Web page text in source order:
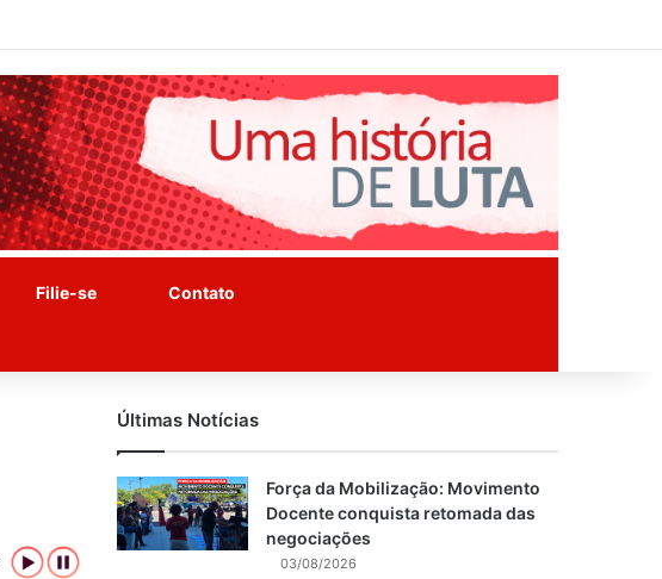
Filie-se Contato
Últimas Notícias
Força da Mobilização: Movimento
Docente conquista retomada das
negociações
03/08/2026